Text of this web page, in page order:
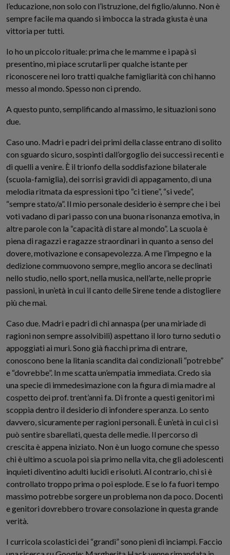
l’educazione, non solo con l’istruzione, del figlio/alunno. Non è
sempre facile ma quando si imbocca la strada giusta è una
vittoria per tutti.
Io ho un piccolo rituale: prima che le mamme e i papà si
presentino, mi piace scrutarli per qualche istante per
riconoscere nei loro tratti qualche famigliarità con chi hanno
messo al mondo. Spesso non ci prendo.
A questo punto, semplificando al massimo, le situazioni sono
due.
Caso uno. Madri e padri dei primi della classe entrano di solito
con sguardo sicuro, sospinti dall’orgoglio dei successi recenti e
di quelli a venire. È il trionfo della soddisfazione bilaterale
(scuola-famiglia), dei sorrisi gravidi di appagamento, di una
melodia ritmata da espressioni tipo “ci tiene”, “si vede”,
“sempre stato/a”. Il mio personale desiderio è sempre che i bei
voti vadano di pari passo con una buona risonanza emotiva, in
altre parole con la “capacità di stare al mondo”. La scuola è
piena di ragazzi e ragazze straordinari in quanto a senso del
dovere, motivazione e consapevolezza. A me l’impegno e la
dedizione commuovono sempre, meglio ancora se declinati
nello studio, nello sport, nella musica, nell’arte, nelle proprie
passioni, in un’età in cui il canto delle Sirene tende a distogliere
più che mai.
Caso due. Madri e padri di chi annaspa (per una miriade di
ragioni non sempre assolvibili) aspettano il loro turno seduti o
appoggiati ai muri. Sono già fiacchi prima di entrare,
conoscono bene la litania scandita dai condizionali “potrebbe”
e “dovrebbe”. In me scatta un’empatia immediata. Credo sia
una specie di immedesimazione con la figura di mia madre al
cospetto dei prof. trent’anni fa. Di fronte a questi genitori mi
scoppia dentro il desiderio di infondere speranza. Lo sento
davvero, sicuramente per ragioni personali. È un’età in cui ci si
può sentire sbarellati, questa delle medie. Il percorso di
crescita è appena iniziato. Non è un luogo comune che spesso
chi è ultimo a scuola poi sia primo nella vita, che gli adolescenti
inquieti diventino adulti lucidi e risoluti. Al contrario, chi si è
controllato troppo prima o poi esplode. E se lo fa fuori tempo
massimo potrebbe sorgere un problema non da poco. Docenti
e genitori dovrebbero trovare consolazione in questa grande
verità.
I curricola scolastici dei “grandi” sono pieni di inciampi. Faccio